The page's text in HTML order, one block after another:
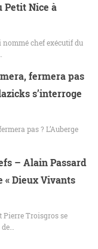
Petit Nice à
chef exécutif du
fermera pas
s’interroge
pas ? L’Auberge
– Alain Passard
« Dieux Vivants
Pierre Troisgros se